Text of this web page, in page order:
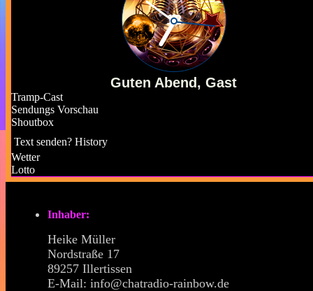
Guten Abend, Gast
Tramp-Cast
Sendungs Vorschau
Shoutbox
Text senden? History
Wetter
Lotto
Inhaber:
Heike Müller
Nordstraße 17
89257 Illertissen
E-Mail: info@chatradio-rainbow.de